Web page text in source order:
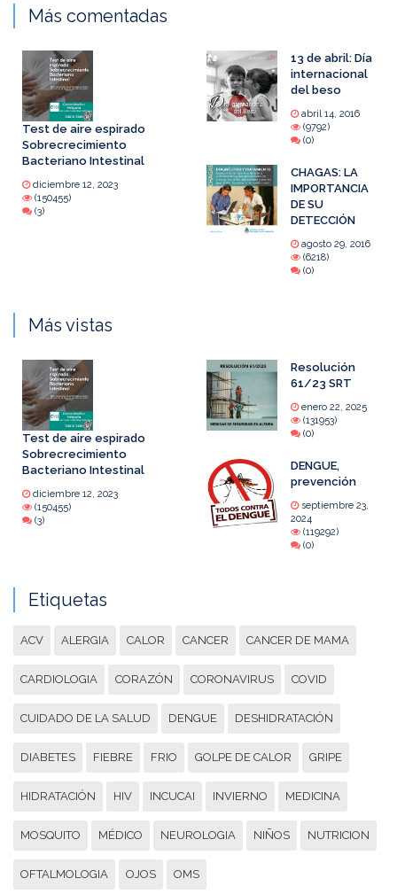
Más comentadas
Test de aire espirado
Sobrecrecimiento
Bacteriano Intestinal
diciembre 12, 2023
(150455)
(3)
13 de abril: Día
internacional
del beso
abril 14, 2016
(9792)
(0)
CHAGAS: LA
IMPORTANCIA
DE SU
DETECCIÓN
agosto 29, 2016
(6218)
(0)
Más vistas
Test de aire espirado
Sobrecrecimiento
Bacteriano Intestinal
diciembre 12, 2023
(150455)
(3)
Resolución
61/23 SRT
enero 22, 2025
(131953)
(0)
DENGUE,
prevención
septiembre 23,
2024
(119292)
(0)
Etiquetas
ACV ALERGIA CALOR CANCER CANCER DE MAMA
CARDIOLOGIA CORAZÓN CORONAVIRUS COVID
CUIDADO DE LA SALUD DENGUE DESHIDRATACIÓN
DIABETES FIEBRE FRIO GOLPE DE CALOR GRIPE
HIDRATACIÓN HIV INCUCAI INVIERNO MEDICINA
MOSQUITO MÉDICO NEUROLOGIA NIÑOS NUTRICION
OFTALMOLOGIA OJOS OMS